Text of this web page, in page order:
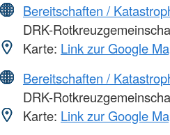
Bereitschaften /
DRK-
Karte: Link zur Google
Bereitschaften /
DRK-
Karte: Link zur Google